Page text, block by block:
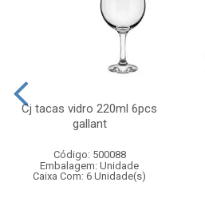
Cj tacas vidro 220ml 6pcs
gallant
Código: 500088
Embalagem: Unidade
Caixa Com: 6 Unidade(s)